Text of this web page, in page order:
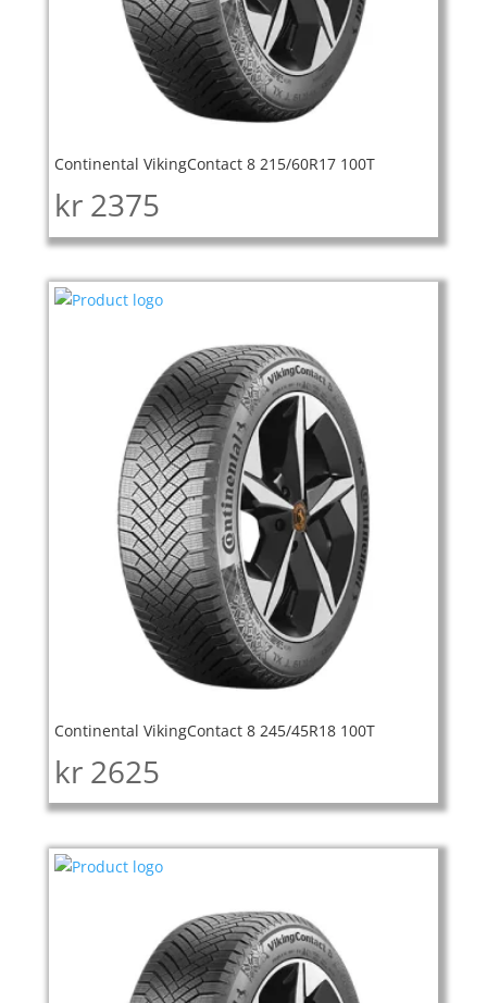
Continental VikingContact 8 215/60R17 100T
kr 2375
Continental VikingContact 8 245/45R18 100T
kr 2625